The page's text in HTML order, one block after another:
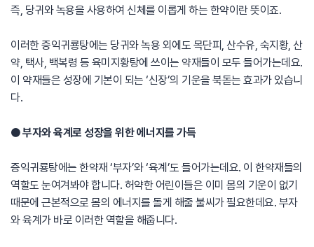
즉, 당귀와 녹용을 사용하여 신체를 이롭게 하는 한약이란 뜻이죠.
이러한 증익귀룡탕에는 당귀와 녹용 외에도 목단피, 산수유, 숙지황, 산
약, 택사, 백복령 등 육미지황탕에 쓰이는 약재들이 모두 들어가는데요.
이 약재들은 성장에 기본이 되는 ‘신장’의 기운을 북돋는 효과가 있습니
다.
● 부자와 육계로 성장을 위한 에너지를 가득
증익귀룡탕에는 한약재 ‘부자’와 ‘육계’도 들어가는데요. 이 한약재들의
역할도 눈여겨봐야 합니다. 허약한 어린이들은 이미 몸의 기운이 없기
때문에 근본적으로 몸의 에너지를 돌게 해줄 불씨가 필요한데요. 부자
와 육계가 바로 이러한 역할을 해줍니다.